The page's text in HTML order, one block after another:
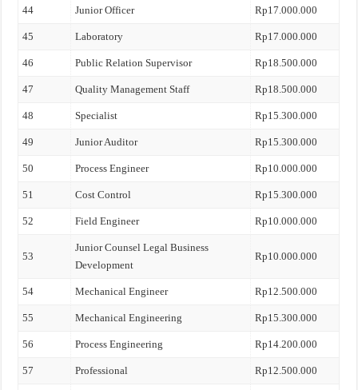
44 Junior Officer Rp17.000.000
45 Laboratory Rp17.000.000
46 Public Relation Supervisor Rp18.500.000
47 Quality Management Staff Rp18.500.000
48 Specialist Rp15.300.000
49 Junior Auditor Rp15.300.000
50 Process Engineer Rp10.000.000
51 Cost Control Rp15.300.000
52 Field Engineer Rp10.000.000
53
Junior Counsel Legal Business
Development
Rp10.000.000
54 Mechanical Engineer Rp12.500.000
55 Mechanical Engineering Rp15.300.000
56 Process Engineering Rp14.200.000
57 Professional Rp12.500.000